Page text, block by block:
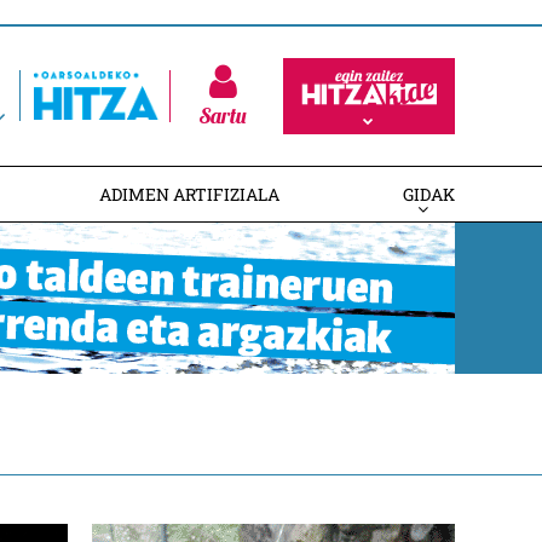
Sartu
ADIMEN ARTIFIZIALA GIDAK